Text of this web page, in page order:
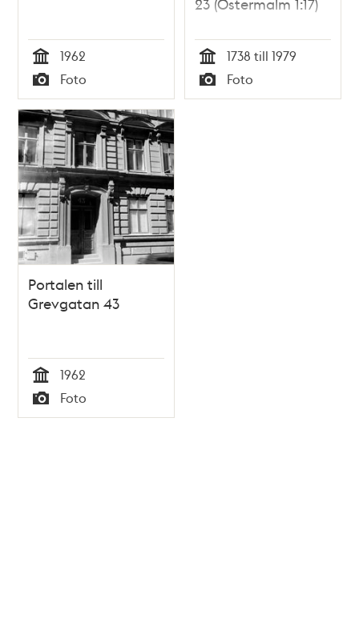
Tid
1962
Typ
Foto Tid
1738 till 1979
Typ
Foto
Portalen till
Grevgatan 43
Tid
1962
Typ
Foto